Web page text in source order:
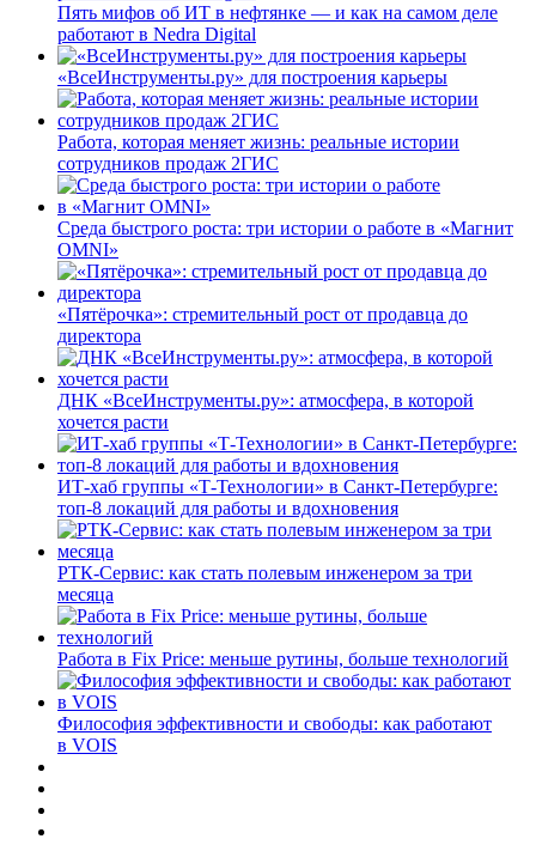
Пять мифов об ИТ в нефтянке — и как на самом деле
работают в Nedra Digital
«ВсеИнструменты.ру» для построения карьеры
Работа, которая меняет жизнь: реальные истории
сотрудников продаж 2ГИС
Среда быстрого роста: три истории о работе в «Магнит
OMNI»
«Пятёрочка»: стремительный рост от продавца до
директора
ДНК «ВсеИнструменты.ру»: атмосфера, в которой
хочется расти
ИТ-хаб группы «Т-Технологии» в Санкт-Петербурге:
топ-8 локаций для работы и вдохновения
РТК-Сервис: как стать полевым инженером за три
месяца
Работа в Fix Price: меньше рутины, больше технологий
Философия эффективности и свободы: как работают
в VOIS